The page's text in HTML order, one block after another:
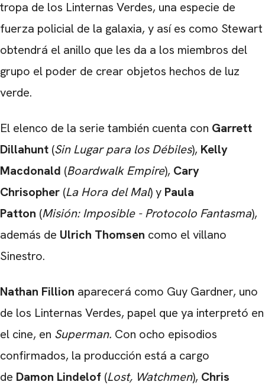
tropa de los Linternas Verdes, una especie de
fuerza policial de la galaxia, y así es como Stewart
obtendrá el anillo que les da a los miembros del
grupo el poder de crear objetos hechos de luz
verde.
El elenco de la serie también cuenta con Garrett
Dillahunt (Sin Lugar para los Débiles), Kelly
Macdonald (Boardwalk Empire), Cary
Chrisopher (La Hora del Mal) y Paula
Patton (Misión: Imposible - Protocolo Fantasma),
además de Ulrich Thomsen como el villano
Sinestro.
Nathan Fillion aparecerá como Guy Gardner, uno
de los Linternas Verdes, papel que ya interpretó en
el cine, en Superman. Con ocho episodios
confirmados, la producción está a cargo
de Damon Lindelof (Lost, Watchmen), Chris